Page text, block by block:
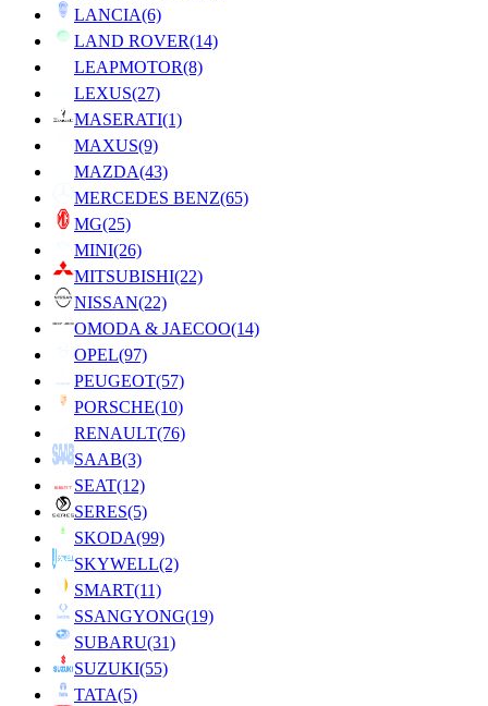
LANCIA(6)
LAND ROVER(14)
LEAPMOTOR(8)
LEXUS(27)
MASERATI(1)
MAXUS(9)
MAZDA(43)
MERCEDES BENZ(65)
MG(25)
MINI(26)
MITSUBISHI(22)
NISSAN(22)
OMODA & JAECOO(14)
OPEL(97)
PEUGEOT(57)
PORSCHE(10)
RENAULT(76)
SAAB(3)
SEAT(12)
SERES(5)
SKODA(99)
SKYWELL(2)
SMART(11)
SSANGYONG(19)
SUBARU(31)
SUZUKI(55)
TATA(5)